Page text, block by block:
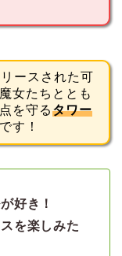
ースされた可
女たちととも
を守るタワー
です！
好き！
を楽しみた